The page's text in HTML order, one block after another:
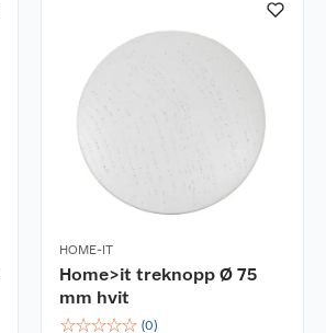
HOME-IT
Home>it treknopp Ø 75
mm hvit
☆☆☆☆☆ (0)